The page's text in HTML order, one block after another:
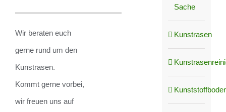
Wir beraten euch
gerne rund um den
Kunstrasen.
Kommt gerne vorbei,
wir freuen uns auf
Sache
Kunstrasen